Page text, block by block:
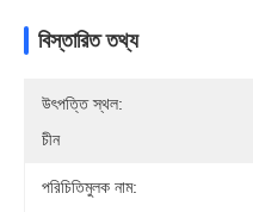
বিস্তারিত তথ্য
উৎপত্তি স্থল:
চীন
পরিচিতিমুলক নাম: